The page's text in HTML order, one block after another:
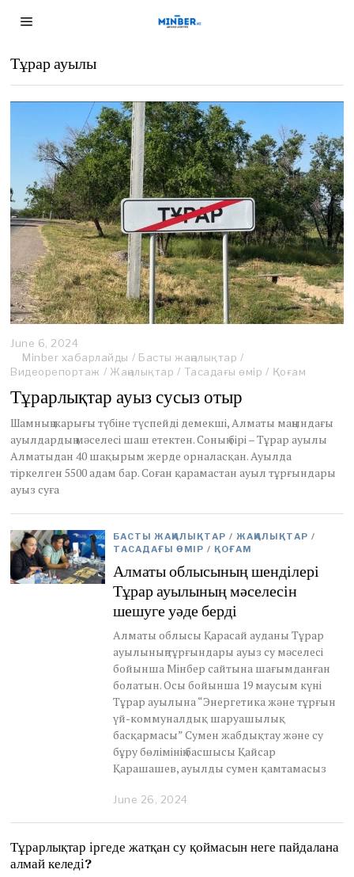
Тұрар ауылы
June 6, 2024
e
c
m
e
r
2
0
0
2
4
Minber хабарлайды / Басты жаңалықтар /
Видеорепортаж / Жаңалықтар / Тасадағы өмір / Қоғам
Тұрарлықтар ауыз сусыз отыр
Шамның жарығы түбіне түспейді демекші, Алматы маңындағы
ауылдардың мәселесі шаш етектен. Соның бірі – Тұрар ауылы
Алматыдан 40 шақырым жерде орналасқан. Ауылда
тіркелген 5500 адам бар. Соған қарамастан ауыл тұрғындары
ауыз суға
БАСТЫ ЖАҢАЛЫҚТАР / ЖАҢАЛЫҚТАР /
ТАСАДАҒЫ ӨМІР / ҚОҒАМ
Алматы облысының шенділері
Тұрар ауылының мәселесін
шешуге уәде берді
Алматы облысы Қарасай ауданы Тұрар
ауылының тұрғындары ауыз су мәселесі
бойынша Мінбер сайтына шағымданған
болатын. Осы бойынша 19 маусым күні
Тұрар ауылына “Энергетика және тұрғын
үй-коммуналдық шаруашылық
басқармасы” Сумен жабдықтау және су
бұру бөлімінің басшысы Қайсар
Қарашашев, ауылды сумен қамтамасыз
June 26, 2024
Тұрарлықтар іргеде жатқан су қоймасын неге пайдалана
алмай келеді?